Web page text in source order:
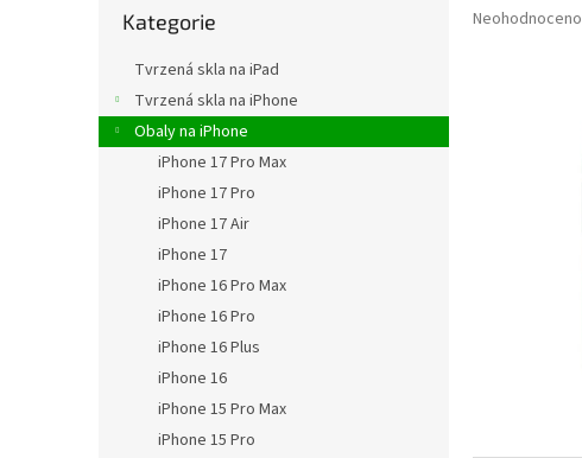
n
kategorie
Kategorie
Tvrzená skla na iPad
Tvrzená skla na iPhone
Obaly na iPhone
iPhone 17 Pro Max
iPhone 17 Pro
iPhone 17 Air
iPhone 17
iPhone 16 Pro Max
iPhone 16 Pro
iPhone 16 Plus
iPhone 16
iPhone 15 Pro Max
iPhone 15 Pro
Průměrné
Neohodnoceno